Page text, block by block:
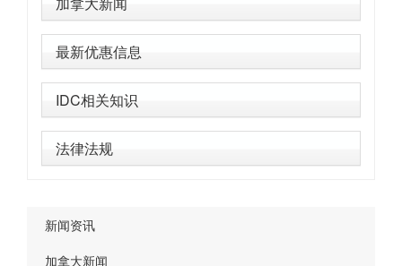
最新优惠信息
IDC相关知识
法律法规
新闻资讯
加拿大新闻